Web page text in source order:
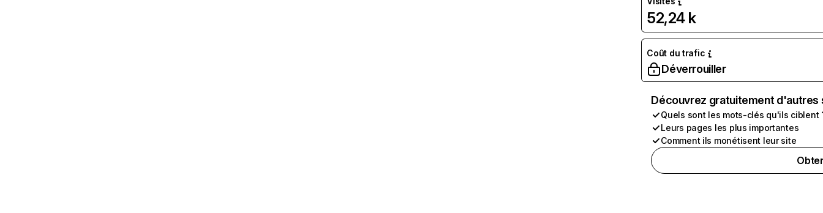
52,24 k
Coût du trafic
Déverrouiller
Découvrez gratuitement
Quels sont les mots-clés qu'ils ciblent
Leurs pages les plus importantes
Comment ils monétisent leur site